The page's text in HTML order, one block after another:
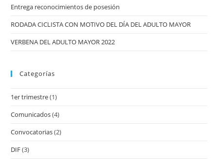
Entrega reconocimientos de posesión
RODADA CICLISTA CON MOTIVO DEL DÍA DEL ADULTO MAYOR
VERBENA DEL ADULTO MAYOR 2022
Categorías
1er trimestre(1)
Comunicados(4)
Convocatorias(2)
DIF(3)